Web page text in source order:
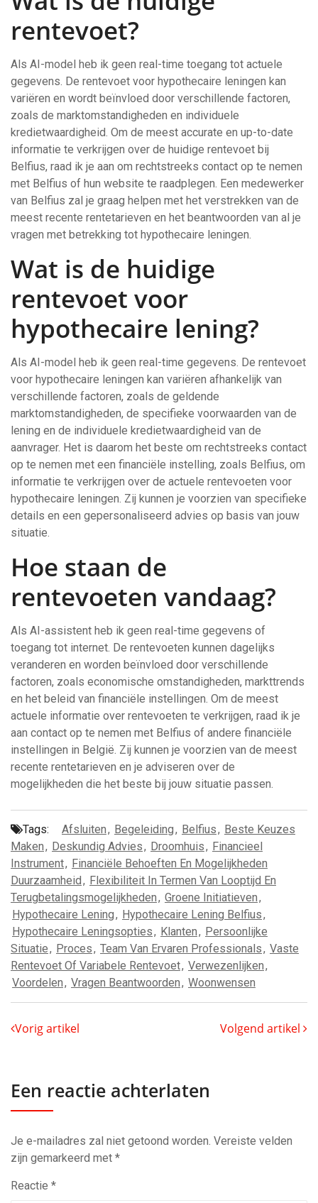
rentevoet?
Als AI-model heb ik geen real-time toegang tot actuele
gegevens. De rentevoet voor hypothecaire leningen kan
variëren en wordt beïnvloed door verschillende factoren,
zoals de marktomstandigheden en individuele
kredietwaardigheid. Om de meest accurate en up-to-date
informatie te verkrijgen over de huidige rentevoet bij
Belfius, raad ik je aan om rechtstreeks contact op te nemen
met Belfius of hun website te raadplegen. Een medewerker
van Belfius zal je graag helpen met het verstrekken van de
meest recente rentetarieven en het beantwoorden van al je
vragen met betrekking tot hypothecaire leningen.
Wat is de huidige
rentevoet voor
hypothecaire lening?
Als AI-model heb ik geen real-time gegevens. De rentevoet
voor hypothecaire leningen kan variëren afhankelijk van
verschillende factoren, zoals de geldende
marktomstandigheden, de specifieke voorwaarden van de
lening en de individuele kredietwaardigheid van de
aanvrager. Het is daarom het beste om rechtstreeks contact
op te nemen met een financiële instelling, zoals Belfius, om
informatie te verkrijgen over de actuele rentevoeten voor
hypothecaire leningen. Zij kunnen je voorzien van specifieke
details en een gepersonaliseerd advies op basis van jouw
situatie.
Hoe staan de
rentevoeten vandaag?
Als AI-assistent heb ik geen real-time gegevens of
toegang tot internet. De rentevoeten kunnen dagelijks
veranderen en worden beïnvloed door verschillende
factoren, zoals economische omstandigheden, markttrends
en het beleid van financiële instellingen. Om de meest
actuele informatie over rentevoeten te verkrijgen, raad ik je
aan contact op te nemen met Belfius of andere financiële
instellingen in België. Zij kunnen je voorzien van de meest
recente rentetarieven en je adviseren over de
mogelijkheden die het beste bij jouw situatie passen.
Tags: Afsluiten, Begeleiding, Belfius, Beste Keuzes
Maken, Deskundig Advies, Droomhuis, Financieel
Instrument, Financiële Behoeften En Mogelijkheden
Duurzaamheid, Flexibiliteit In Termen Van Looptijd En
Terugbetalingsmogelijkheden, Groene Initiatieven,
Hypothecaire Lening, Hypothecaire Lening Belfius,
Hypothecaire Leningsopties, Klanten, Persoonlijke
Situatie, Proces, Team Van Ervaren Professionals, Vaste
Rentevoet Of Variabele Rentevoet, Verwezenlijken,
Voordelen, Vragen Beantwoorden, Woonwensen
Vorig artikel Volgend artikel
Een reactie achterlaten
Je e-mailadres zal niet getoond worden. Vereiste velden
zijn gemarkeerd met *
Reactie *